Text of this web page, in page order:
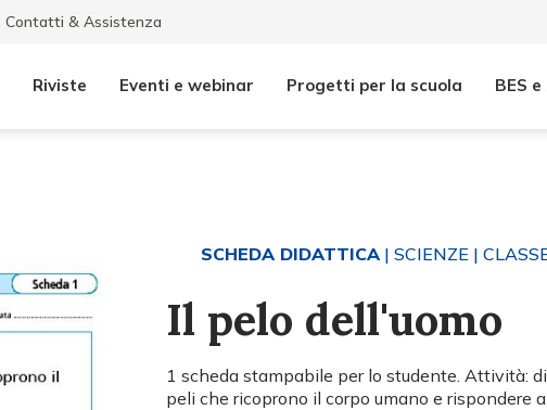
Contatti & Assistenza
Riviste Eventi e webinar Progetti per la scuola BES
SCHEDA DIDATTICA| SCIENZE |
Il pelo dell'uomo
1 scheda stampabile per lo studente. Attività:
peli che ricoprono il corpo umano e rispondere